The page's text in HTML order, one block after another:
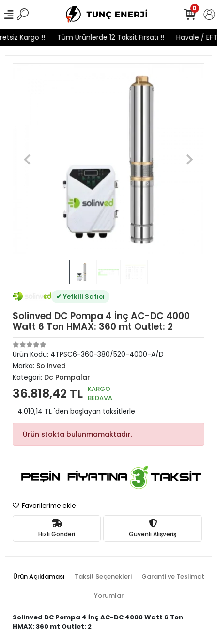
Kargo !! Tüm Ürünlerde 12 Taksit Fırsatı !! Havale /
0
✔ Yetkili Satıcı
Solinved DC Pompa 4 İnç AC-DC 4000
Watt 6 Ton HMAX: 360 mt Outlet: 2
Ürün Kodu: 4TPSC6-360-380/520-4000-A/D
Marka: Solinved
Kategori: Dc Pompalar
36.818,42 TL KARGO
BEDAVA
4.010,14 TL 'den başlayan taksitlerle
Ürün stokta bulunmamaktadır.
Favorilerime ekle
Hızlı Gönderi Güvenli Alışveriş
Ürün Açıklaması Taksit Seçenekleri Garanti ve Teslimat
Yorumlar
Solinved DC Pompa 4 İnç AC-DC 4000 Watt 6 Ton
HMAX: 360 mt Outlet: 2